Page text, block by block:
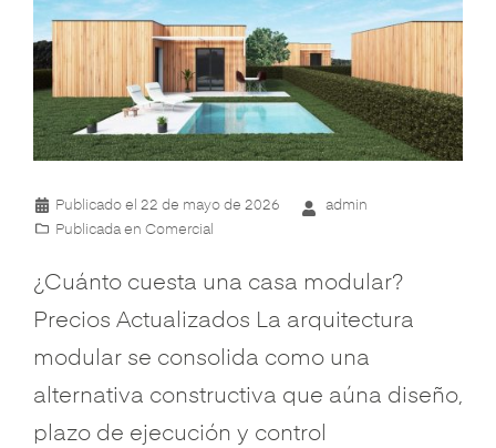
Publicado el 22 de mayo de 2026
admin
Publicada en Comercial
¿Cuánto cuesta una casa modular?
Precios Actualizados La arquitectura
modular se consolida como una
alternativa constructiva que aúna diseño,
plazo de ejecución y control